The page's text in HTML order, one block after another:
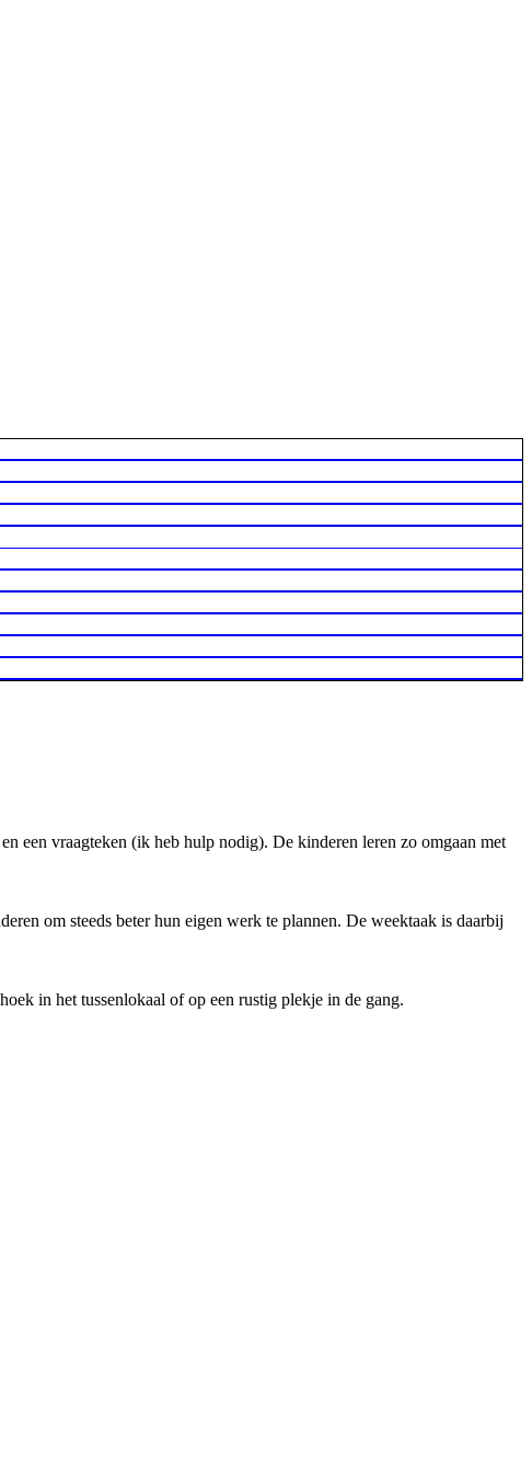
een vraagteken (ik heb hulp nodig). De kinderen leren zo omgaan met
om steeds beter hun eigen werk te plannen. De weektaak is daarbij
in het tussenlokaal of op een rustig plekje in de gang.